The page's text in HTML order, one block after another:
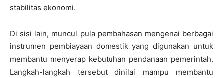
stabilitas ekonomi.
Di sisi lain, muncul pula pembahasan mengenai berbagai
instrumen pembiayaan domestik yang digunakan untuk
membantu menyerap kebutuhan pendanaan pemerintah.
Langkah-langkah tersebut dinilai mampu membantu